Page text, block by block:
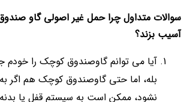
سوالات متداول چرا حمل غیر اصولی گاو
آسیب بزند؟
آیا می توانم گاوصندوق کوچک را خودم
بله، اما حتی گاوصندوق کوچک هم اگر
نشود، ممکن است به سیستم قفل یا